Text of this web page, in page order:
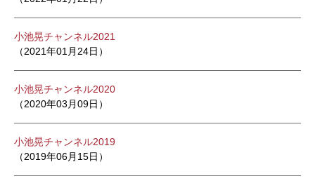
小池晃チャンネル2021
（2021年01月24日）
小池晃チャンネル2020
（2020年03月09日）
小池晃チャンネル2019
（2019年06月15日）